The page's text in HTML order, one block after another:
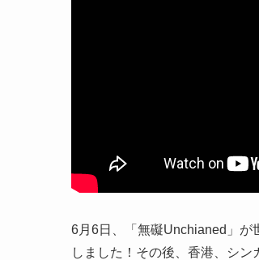
6月6日、「無礙Unchianed」が
しました！その後、香港、シン